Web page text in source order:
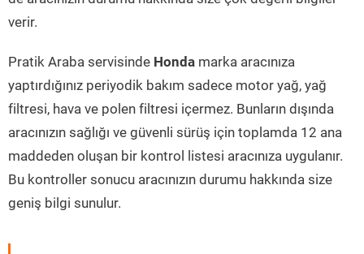
verir.
Pratik Araba servisinde Honda marka aracınıza
yaptırdığınız periyodik bakım sadece motor yağ, yağ
filtresi, hava ve polen filtresi içermez. Bunların dışında
aracınızın sağlığı ve güvenli sürüş için toplamda 12 ana
maddeden oluşan bir kontrol listesi aracınıza uygulanır.
Bu kontroller sonucu aracınızın durumu hakkında size
geniş bilgi sunulur.